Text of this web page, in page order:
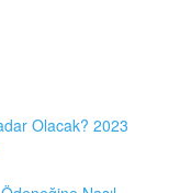
Olacak? 2023